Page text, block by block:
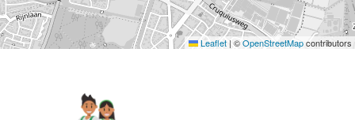
Leaflet | ©OpenStreetMapcontributors